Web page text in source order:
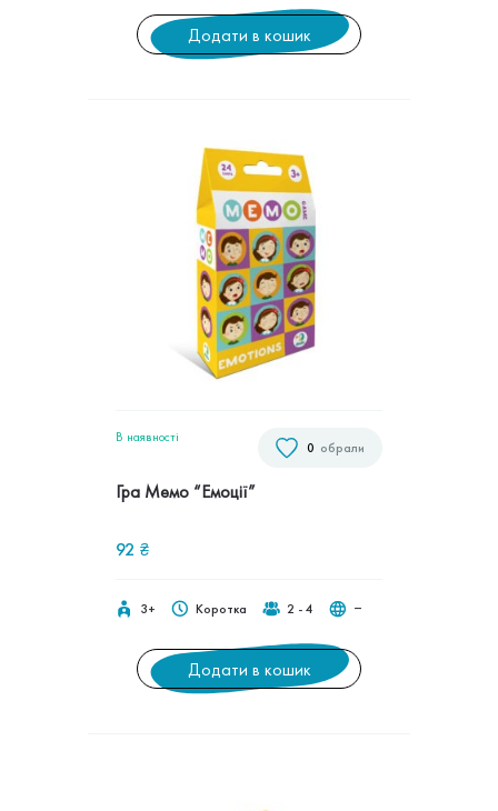
Додати в кошик
обрали
0
В наявностi
Гра Мемо “Емоції”
92 ₴
3+ Коротка 2 - 4 ‒
Додати в кошик